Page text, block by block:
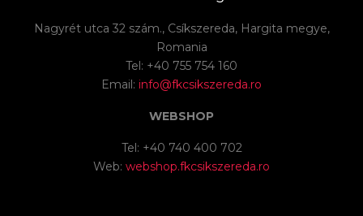
Nagyrét utca 32 szám., Csíkszereda, Hargita megye,
Romania
Tel: +40 755 754 160
Email: info@fkcsikszereda.ro
WEBSHOP
Tel: +40 740 400 702
Web: webshop.fkcsikszereda.ro